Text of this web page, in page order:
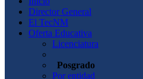
Director General
El TecNM
Oferta Educativa
Licenciatura
Posgrado
Por entidad